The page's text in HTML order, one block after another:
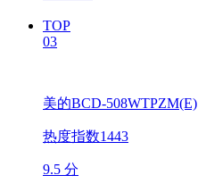
TOP
03
美的BCD-508WTPZM(E)
热度指数1443
9.5 分